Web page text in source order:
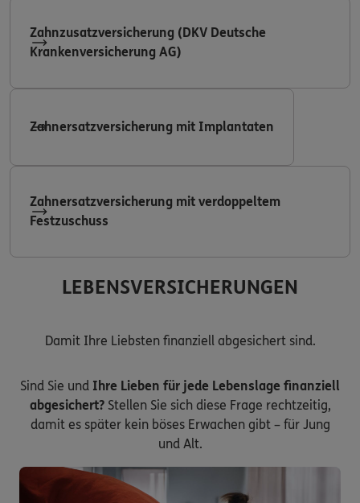
Zahnzusatzversicherung (DKV Deutsche
Krankenversicherung AG)
Zahnersatzversicherung mit Implantaten
Zahnersatzversicherung mit verdoppeltem
Festzuschuss
LEBENSVERSICHERUNGEN
Damit Ihre Liebsten finanziell abgesichert sind.
Sind Sie und Ihre Lieben für jede Lebenslage finanziell
abgesichert?Stellen Sie sich diese Frage rechtzeitig,
damit es später kein böses Erwachen gibt – für Jung
und Alt.